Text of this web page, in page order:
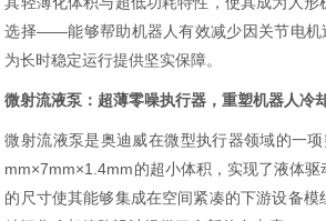
选择——能够帮助机器人有效减少因关节电机
为长时稳定运行提供坚实保障。
微射流液泵：超薄零噪执行器，重塑机器人冷
微射流液泵是奥迪威在微型执行器领域的一
mm×7mm×1.4mm的超小体积，实现了液体
的尺寸使其能够集成在空间紧凑的下游设备模